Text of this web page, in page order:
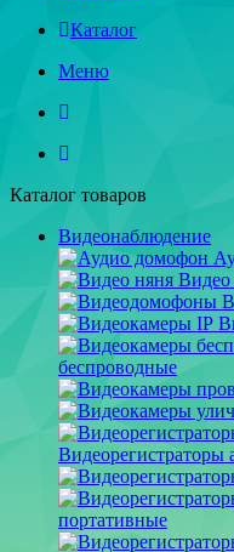
Каталог
Меню
Каталог товаров
Видеонаблюдение
Видео
беспроводные
Видеорегистраторы
портативные